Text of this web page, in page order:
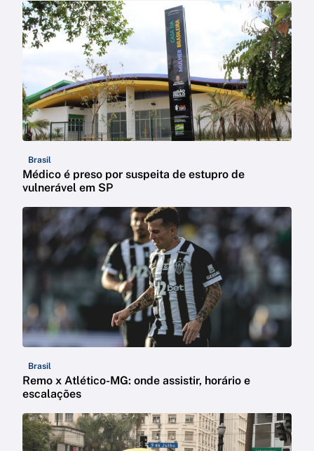
Brasil
Médico é preso por suspeita de estupro de
vulnerável em SP
Brasil
Remo x Atlético-MG: onde assistir, horário e
escalações